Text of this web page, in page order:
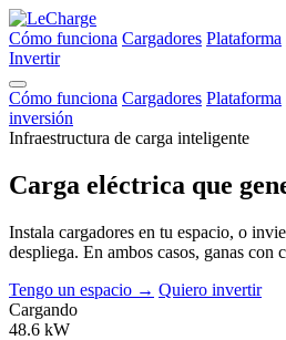
Cómo funciona Cargadores Plataforma
Invertir
Cómo funciona Cargadores Plataforma
inversión
Infraestructura de carga inteligente
Carga eléctrica que
Instala cargadores en tu espacio, o
despliega. En ambos casos, ganas con
Tengo un espacio → Quiero invertir
Cargando
48.6 kW